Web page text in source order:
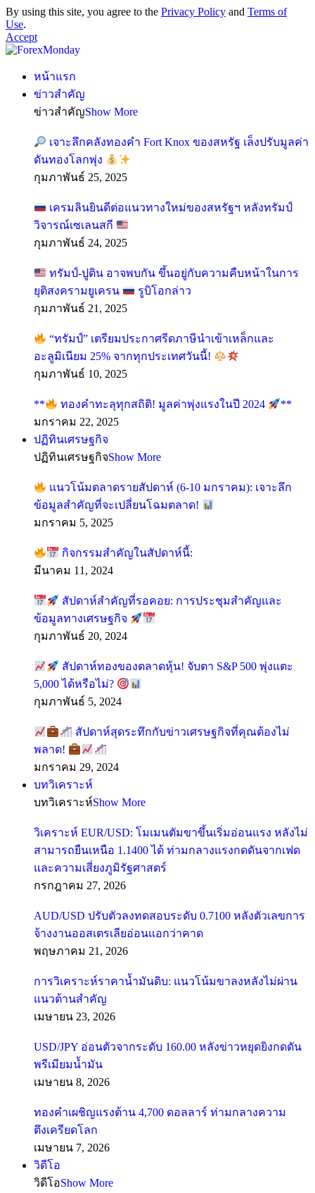
By using this site, you agree to the Privacy Policy and Terms of
Use.
Accept
หน้าแรก
ข่าวสำคัญ
ข่าวสำคัญShow More
เจาะลึกคลังทองคำ Fort Knox ของสหรัฐ เล็งปรับมูลค่า
ดันทองโลกพุ่ง
กุมภาพันธ์ 25, 2025
เครมลินยินดีต่อแนวทางใหม่ของสหรัฐฯ หลังทรัมป์
วิจารณ์เซเลนสกี
กุมภาพันธ์ 24, 2025
ทรัมป์-ปูติน อาจพบกัน ขึ้นอยู่กับความคืบหน้าในการ
ยุติสงครามยูเครน
รูบิโอกล่าว
กุมภาพันธ์ 21, 2025
“ทรัมป์” เตรียมประกาศรีดภาษีนำเข้าเหล็กและ
อะลูมิเนียม 25% จากทุกประเทศวันนี้!
กุมภาพันธ์ 10, 2025
** ทองคำทะลุทุกสถิติ! มูลค่าพุ่งแรงในปี 2024
**
มกราคม 22, 2025
ปฏิทินเศรษฐกิจ
ปฏิทินเศรษฐกิจShow More
แนวโน้มตลาดรายสัปดาห์ (6-10 มกราคม): เจาะลึก
ข้อมูลสำคัญที่จะเปลี่ยนโฉมตลาด!
มกราคม 5, 2025
กิจกรรมสำคัญในสัปดาห์นี้:
มีนาคม 11, 2024
สัปดาห์สำคัญที่รอคอย: การประชุมสำคัญและ
ข้อมูลทางเศรษฐกิจ
กุมภาพันธ์ 20, 2024
สัปดาห์ทองของตลาดหุ้น! จับตา S&P 500 พุ่งแตะ
5,000 ได้หรือไม่?
กุมภาพันธ์ 5, 2024
สัปดาห์สุดระทึกกับข่าวเศรษฐกิจที่คุณต้องไม่
พลาด!
มกราคม 29, 2024
บทวิเคราะห์
บทวิเคราะห์Show More
วิเคราะห์ EUR/USD: โมเมนตัมขาขึ้นเริ่มอ่อนแรง หลังไม่
สามารถยืนเหนือ 1.1400 ได้ ท่ามกลางแรงกดดันจากเฟด
และความเสี่ยงภูมิรัฐศาสตร์
กรกฎาคม 27, 2026
AUD/USD ปรับตัวลงทดสอบระดับ 0.7100 หลังตัวเลขการ
จ้างงานออสเตรเลียอ่อนแอกว่าคาด
พฤษภาคม 21, 2026
การวิเคราะห์ราคาน้ำมันดิบ: แนวโน้มขาลงหลังไม่ผ่าน
แนวต้านสำคัญ
เมษายน 23, 2026
USD/JPY อ่อนตัวจากระดับ 160.00 หลังข่าวหยุดยิงกดดัน
พรีเมียมน้ำมัน
เมษายน 8, 2026
ทองคำเผชิญแรงต้าน 4,700 ดอลลาร์ ท่ามกลางความ
ตึงเครียดโลก
เมษายน 7, 2026
วิดีโอ
วิดีโอShow More